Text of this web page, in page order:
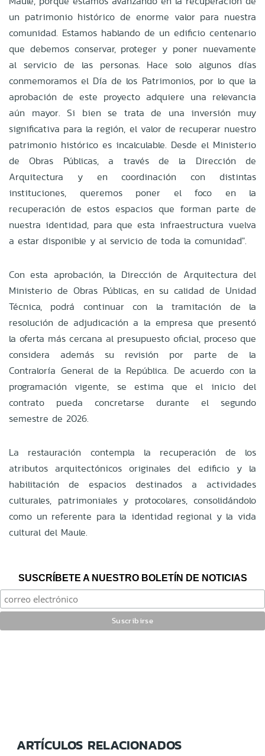
un patrimonio histórico de enorme valor para nuestra
comunidad. Estamos hablando de un edificio centenario
que debemos conservar, proteger y poner nuevamente
al servicio de las personas. Hace solo algunos días
conmemoramos el Día de los Patrimonios, por lo que la
aprobación de este proyecto adquiere una relevancia
aún mayor. Si bien se trata de una inversión muy
significativa para la región, el valor de recuperar nuestro
patrimonio histórico es incalculable. Desde el Ministerio
de Obras Públicas, a través de la Dirección de
Arquitectura y en coordinación con distintas
instituciones, queremos poner el foco en la
recuperación de estos espacios que forman parte de
nuestra identidad, para que esta infraestructura vuelva
a estar disponible y al servicio de toda la comunidad".
Con esta aprobación, la Dirección de Arquitectura del
Ministerio de Obras Públicas, en su calidad de Unidad
Técnica, podrá continuar con la tramitación de la
resolución de adjudicación a la empresa que presentó
la oferta más cercana al presupuesto oficial, proceso que
considera además su revisión por parte de la
Contraloría General de la República. De acuerdo con la
programación vigente, se estima que el inicio del
contrato pueda concretarse durante el segundo
semestre de 2026.
La restauración contempla la recuperación de los
atributos arquitectónicos originales del edificio y la
habilitación de espacios destinados a actividades
culturales, patrimoniales y protocolares, consolidándolo
como un referente para la identidad regional y la vida
cultural del Maule.
SUSCRÍBETE A NUESTRO BOLETÍN DE NOTICIAS
ARTÍCULOS RELACIONADOS